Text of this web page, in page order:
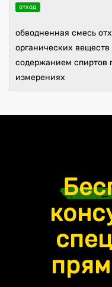
отход
обводненная смесь
органических
содержанием спиртов
измерениях